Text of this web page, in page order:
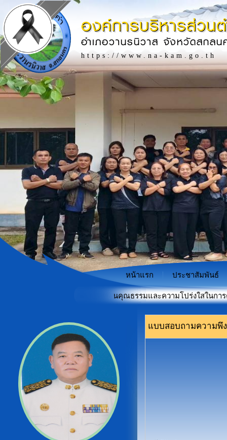
องค์การบริหารส่วน
อำเภอวานรนิวาส จังหวัดสกลน
https://www.na-kam.go.th
"เกราะป้องกันภัยไซเบอร์สำหรั
ดับคะแนนประเมินคุณธรรมและความโปร่งใสในการดำเนินงานของ
หน้าแรก ประชาสัมพันธ์
แบบสอบถามความพึ